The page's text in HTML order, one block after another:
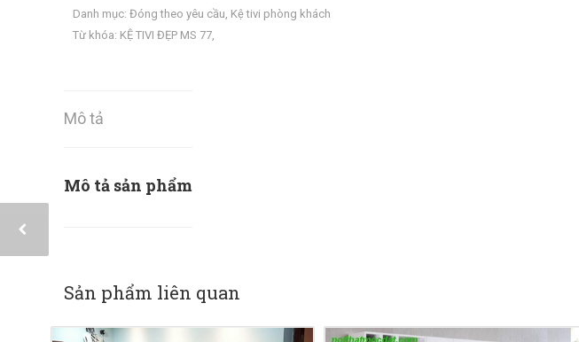
Danh mục: Đóng theo yêu cầu, Kệ tivi phòng khách
Từ khóa: KỆ TIVI ĐẸP MS 77,
Mô tả
Mô tả sản phẩm
Sản phẩm liên quan